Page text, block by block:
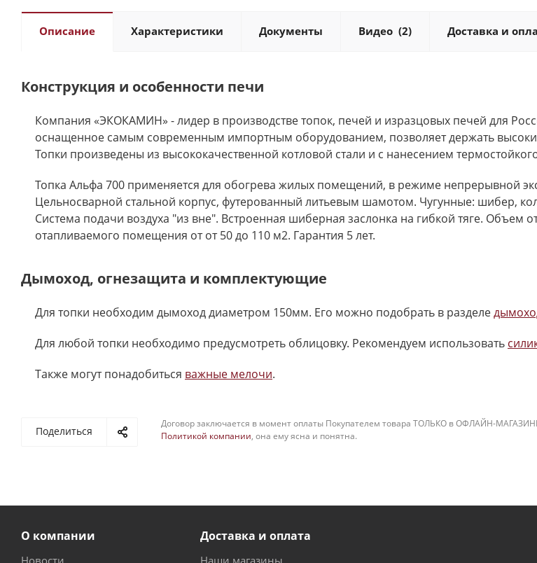
Описание Характеристики Документы Видео (2) Доставка и
Конструкция и особенности печи
Компания «ЭКОКАМИН» - лидер в производстве топок, печей и изразцовых печей для
оснащенное самым современным импортным оборудованием, позволяет держать
Топки произведены из высококачественной котловой стали и с нанесением
Топка Альфа 700 применяется для обогрева жилых помещений, в режиме непрерывной
Цельносварной стальной корпус, футерованный литьевым шамотом. Чугунные: шибер,
Система подачи воздуха "из вне". Встроенная шиберная заслонка на гибкой тяге.
отапливаемого помещения от от 50 до 110 м2. Гарантия 5 лет.
Дымоход, огнезащита и комплектующие
Для топки необходим дымоход диаметром 150мм. Его можно подобрать в разделе
Для любой топки необходимо предусмотреть облицовку. Рекомендуем использовать
Также могут понадобиться важные мелочи.
Поделиться
Договор заключается в момент оплаты Покупателем товара ТОЛЬКО в ОФЛАЙН-
Политикой компании, она ему ясна и понятна.
О компании
Новости
Доставка и оплата
Наши магазины